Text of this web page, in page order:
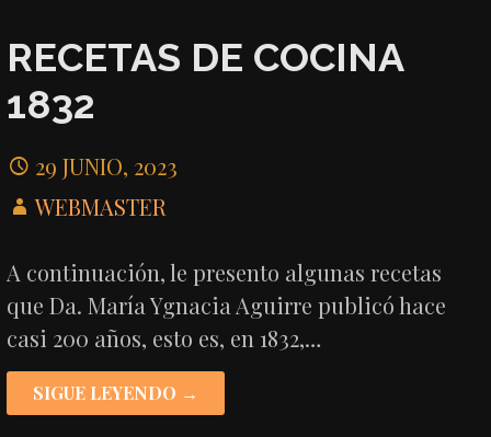
RECETAS DE COCINA
1832
29 JUNIO, 2023
WEBMASTER
A continuación, le presento algunas recetas
que Da. María Ygnacia Aguirre publicó hace
casi 200 años, esto es, en 1832,…
SIGUE LEYENDO →